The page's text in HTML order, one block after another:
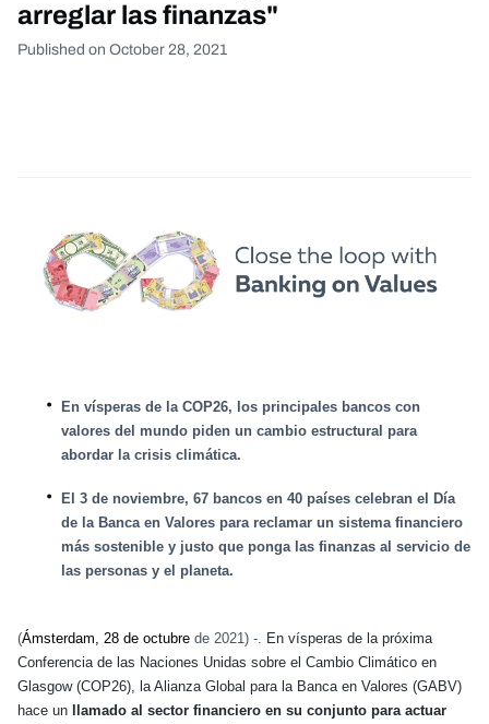
arreglar las finanzas"
Published on October 28, 2021
En vísperas de la COP26, los principales bancos con
valores del mundo piden un cambio estructural para
abordar la crisis climática.
El 3 de noviembre, 67 bancos en 40 países celebran el Día
de la Banca en Valores para reclamar un sistema financiero
más sostenible y justo que ponga las finanzas al servicio de
las personas y el planeta.
(Ámsterdam, 28 de octubre de 2021) -. En vísperas de la próxima
Conferencia de las Naciones Unidas sobre el Cambio Climático en
Glasgow (COP26), la Alianza Global para la Banca en Valores (GABV)
hace un llamado al sector financiero en su conjunto para actuar